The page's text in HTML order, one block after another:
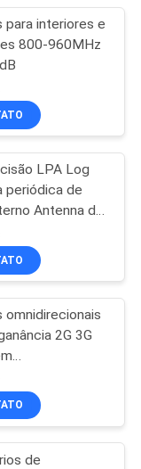
de
39
para interiores e
800-960MHz
LPA Log
periódica de
Antenna de
omnidirecionais
2G 3G
fibra de
de